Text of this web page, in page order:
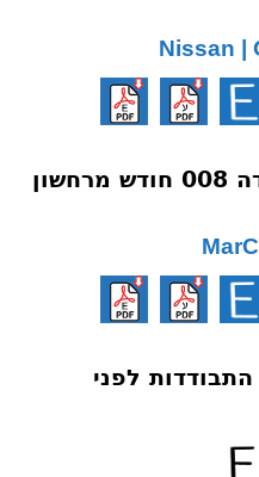
ראש חודש עבודה 008 חודש מרחשון
שבועות 031-5 התבודדות לפני